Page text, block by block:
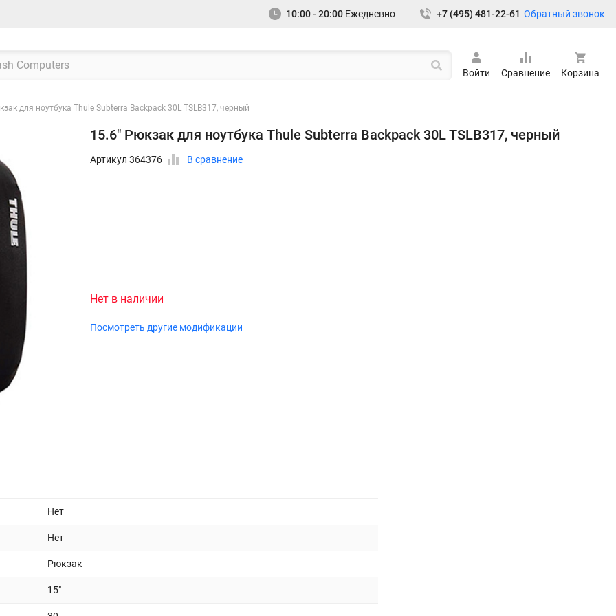
10:00 - 20:00 Ежедневно +7 (495) 481-22-61 Обратный звонок
Войти Сравнение Корзина
для ноутбука Thule Subterra Backpack 30L TSLB317, черный
15.6" Рюкзак для ноутбука Thule Subterra Backpack 30L TSLB317, черный
Артикул 364376 В сравнение
Нет в наличии
Посмотреть другие модификации
Нет
Нет
Рюкзак
15"